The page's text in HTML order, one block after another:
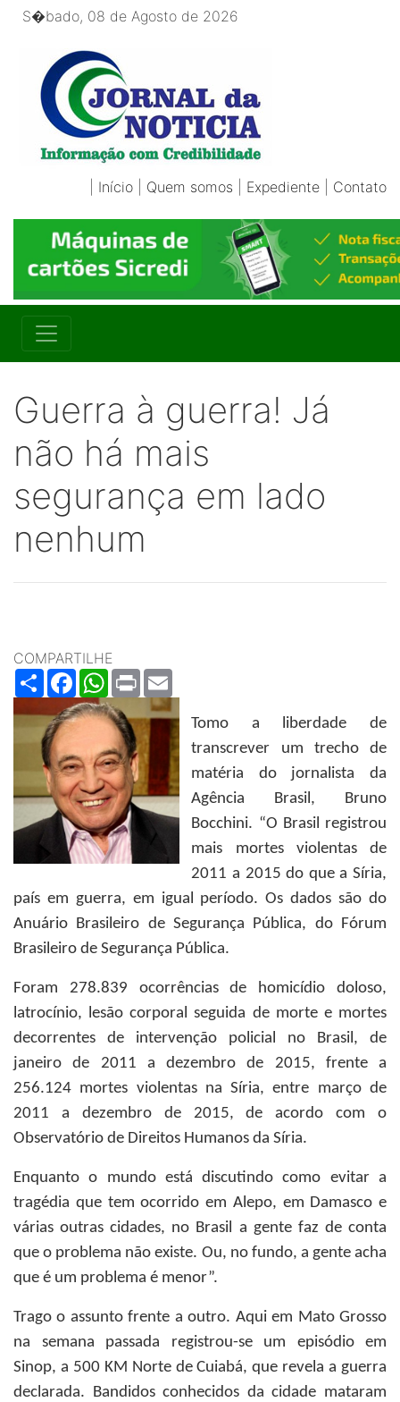
S�bado, 08 de Agosto de 2026
Início Quem somos Expediente Contato
Guerra à guerra! Já
não há mais
segurança em lado
nenhum
COMPARTILHE
ShareFacebookWhatsApp
Print
Tomo a liberdade de
transcrever um trecho de
matéria do jornalista da
Agência Brasil, Bruno
Bocchini. “O Brasil registrou
mais mortes violentas de
2011 a 2015 do que a Síria,
país em guerra, em igual período. Os dados são do
Anuário Brasileiro de Segurança Pública, do Fórum
Brasileiro de Segurança Pública.
Foram 278.839 ocorrências de homicídio doloso,
latrocínio, lesão corporal seguida de morte e mortes
decorrentes de intervenção policial no Brasil, de
janeiro de 2011 a dezembro de 2015, frente a
256.124 mortes violentas na Síria, entre março de
2011 a dezembro de 2015, de acordo com o
Observatório de Direitos Humanos da Síria.
Enquanto o mundo está discutindo como evitar a
tragédia que tem ocorrido em Alepo, em Damasco e
várias outras cidades, no Brasil a gente faz de conta
que o problema não existe. Ou, no fundo, a gente acha
que é um problema é menor”.
Trago o assunto frente a outro. Aqui em Mato Grosso
na semana passada registrou-se um episódio em
Sinop, a 500 KM Norte de Cuiabá, que revela a guerra
declarada. Bandidos conhecidos da cidade mataram